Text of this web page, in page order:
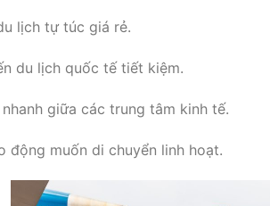
lịch tự túc giá rẻ.
du lịch quốc tế tiết kiệm.
giữa các trung tâm kinh tế.
động muốn di chuyển linh hoạt.